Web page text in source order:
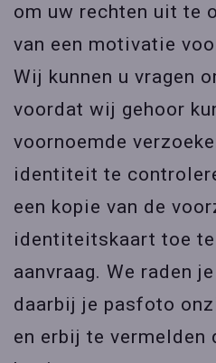
om uw rechten uit te
van een motivatie
Wij kunnen u vragen
voordat wij gehoor
voornoemde
identiteit te
een kopie van de
identiteitskaart toe te
aanvraag. We raden
daarbij je pasfoto
en erbij te vermelden